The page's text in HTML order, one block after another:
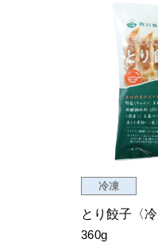
冷凍
とり餃子〈冷
360g